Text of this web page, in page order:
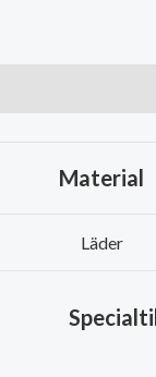
Material
Läder